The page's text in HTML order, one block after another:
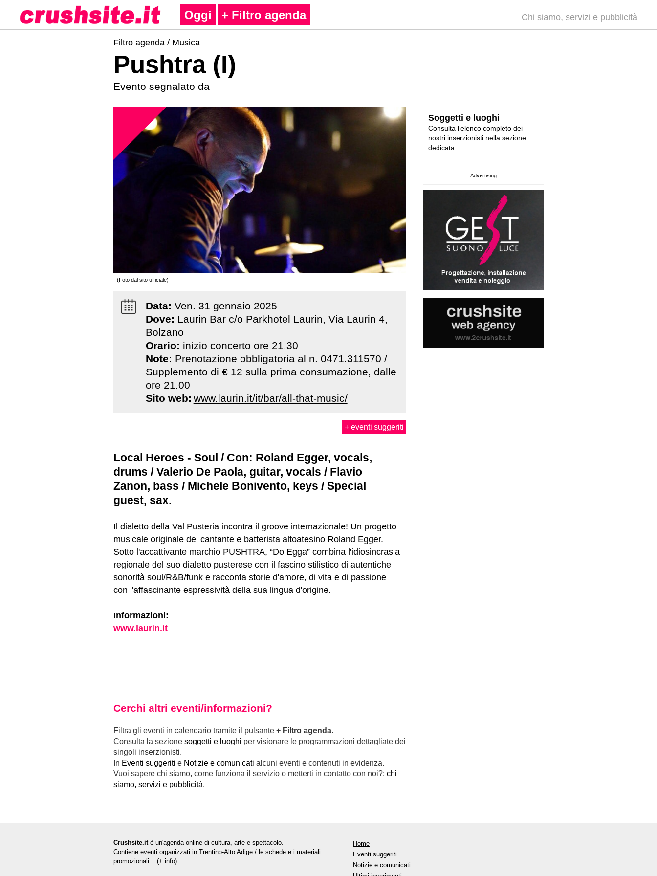
Oggi + Filtro agenda Chi siamo, servizi e pubblicità
Filtro agenda / Musica
Pushtra (I)
Evento segnalato da
- (Foto dal sito ufficiale)
Data: Ven. 31 gennaio 2025
Dove: Laurin Bar c/o Parkhotel Laurin, Via Laurin 4,
Bolzano
Orario: inizio concerto ore 21.30
Note: Prenotazione obbligatoria al n. 0471.311570 /
Supplemento di € 12 sulla prima consumazione, dalle
ore 21.00
Sito web: www.laurin.it/it/bar/all-that-music/
+ eventi suggeriti
Local Heroes - Soul / Con: Roland Egger, vocals,
drums / Valerio De Paola, guitar, vocals / Flavio
Zanon, bass / Michele Bonivento, keys / Special
guest, sax.
Il dialetto della Val Pusteria incontra il groove internazionale! Un progetto
musicale originale del cantante e batterista altoatesino Roland Egger.
Sotto l'accattivante marchio PUSHTRA, “Do Egga” combina l'idiosincrasia
regionale del suo dialetto pusterese con il fascino stilistico di autentiche
sonorità soul/R&B/funk e racconta storie d'amore, di vita e di passione
con l'affascinante espressività della sua lingua d'origine.
Informazioni:
www.laurin.it
Cerchi altri eventi/informazioni?
Filtra gli eventi in calendario tramite il pulsante + Filtro agenda.
Consulta la sezione soggetti e luoghi per visionare le programmazioni dettagliate dei
singoli inserzionisti.
In Eventi suggeriti e Notizie e comunicati alcuni eventi e contenuti in evidenza.
Vuoi sapere chi siamo, come funziona il servizio o metterti in contatto con noi?: chi
siamo, servizi e pubblicità.
Soggetti e luoghi
Consulta l’elenco completo dei
nostri inserzionisti nella sezione
dedicata
Advertising
Crushsite.it è un'agenda online di cultura, arte e spettacolo.
Contiene eventi organizzati in Trentino-Alto Adige / le schede e i materiali
promozionali... (+ info)
Home
Eventi suggeriti
Notizie e comunicati